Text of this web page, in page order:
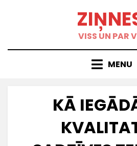
VISS UN PAR
MENU
KĀ